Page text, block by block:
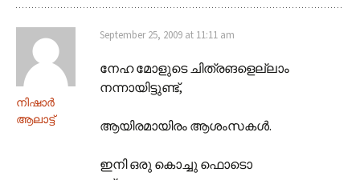
നിഷാർ
ആലാട്ട്
September 25, 2009 at 11:11 am
നേഹ മോളുടെ ചിത്രങളെല്ലാം
നന്നായിട്ടുണ്ട്,
ആയിരമായിരം ആശംസകള്‍.
ഇനി ഒരു കൊച്ചു ഫൊടൊ